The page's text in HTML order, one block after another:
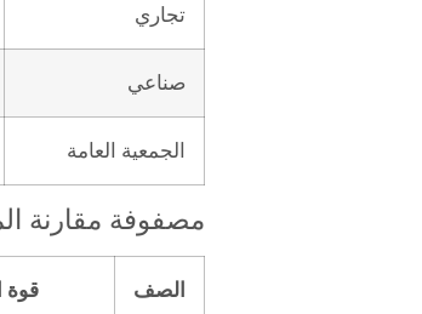
تجاري
صناعي
الجمعية العامة
مصفوفة مقارنة
الصف قوة